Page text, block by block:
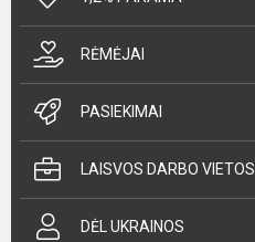
RĖMĖJAI
PASIEKIMAI
LAISVOS DARBO VIETOS
DĖL UKRAINOS